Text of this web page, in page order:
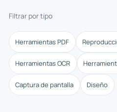
Filtrar por tipo
Herramientas PDF
Herramientas OCR
Captura de pantalla Diseño